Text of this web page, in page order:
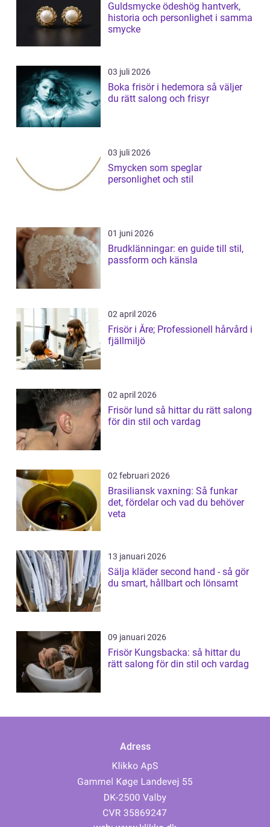
Guldsmycke ödeshög hantverk,
historia och personlighet i samma
smycke
03 juli 2026
Boka frisör i hedemora så väljer
du rätt salong och frisyr
03 juli 2026
Smycken som speglar
personlighet och stil
01 juni 2026
Brudklänningar: en guide till stil,
passform och känsla
02 april 2026
Frisör i Åre; Professionell hårvård i
fjällmiljö
02 april 2026
Frisör lund så hittar du rätt salong
för din stil och vardag
02 februari 2026
Brasiliansk vaxning: Så funkar
det, fördelar och vad du behöver
veta
13 januari 2026
Sälja kläder second hand - så gör
du smart, hållbart och lönsamt
09 januari 2026
Frisör Kungsbacka: så hittar du
rätt salong för din stil och vardag
Adress